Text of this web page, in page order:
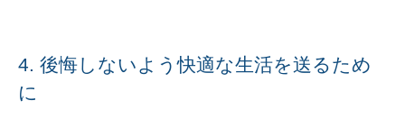
4. 後悔しないよう快適な生活を送るため
に